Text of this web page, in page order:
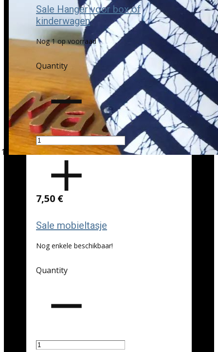
Sale Hanger voor box of
kinderwagen
Nog 1 op voorraad
Quantity
7,50 €
Sale mobieltasje
Nog enkele beschikbaar!
Quantity